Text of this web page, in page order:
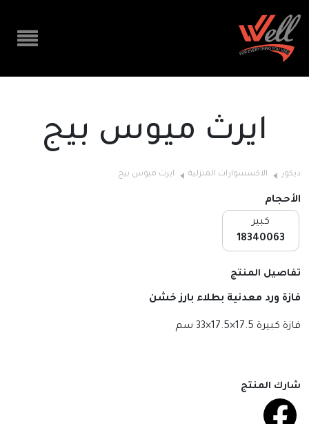
ايرث ميوس بيج
ديكور الاكسسوارات المنزلية ايرث ميوس بيج
الأحجام
كبير
18340063
تفاصيل المنتج
فازة ورد معدنية بطلاء بارز خشن
فازة كبيرة 17.5×17.5×33 سم
شارك المنتج